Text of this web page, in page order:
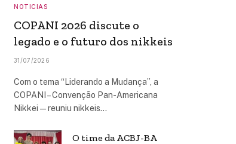
NOTICIAS
COPANI 2026 discute o
legado e o futuro dos nikkeis
31/07/2026
Com o tema “Liderando a Mudança”, a
COPANI – Convenção Pan-Americana
Nikkei — reuniu nikkeis…
O time da ACBJ-BA